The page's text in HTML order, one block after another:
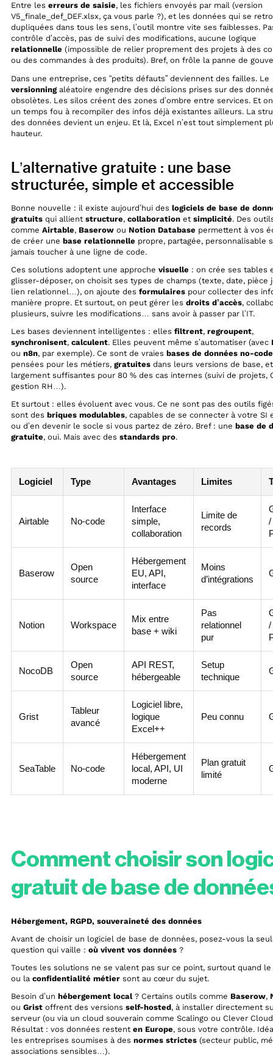
Entre les erreurs de saisie, les fichiers envoyés par mail (version
V5_finale_def_DEF.xlsx, ça vous parle ?), et les données qui se
dupliquées dans tous les sens, l’outil montre vite ses faiblesses.
contrôle d’accès, pas de suivi des modifications, aucune logique
relationnelle (impossible de relier proprement des projets à des
ou des commandes à des produits). Bref, on frôle la panne de
Dans une entreprise, ces “petits défauts” deviennent des failles. Le
versionningaléatoire engendre des décisions prises sur des
obsolètes. Les silos créent des zones d’ombre entre services. Et
un temps fou à recompiler des infos déjà existantes ailleurs. La
des données devient un enjeu. Et là, Excel n’est tout simplement
hauteur.
L’alternative gratuite : une base
structurée, simple et accessible
Bonne nouvelle : il existe aujourd’hui des logiciels de base de
gratuitsqui allient structure, collaborationet simplicité. Des
comme Airtable, Baserowou Notion Database permettent à vos
de créer une base relationnelle propre, partagée, personnalisable
jamais toucher à une ligne de code.
Ces solutions adoptent une approche visuelle : on crée ses tables
glisser-déposer, on choisit ses types de champs (texte, date, pièce
lien relationnel…), on ajoute des formulairespour collecter des
manière propre. Et surtout, on peut gérer les droits d’accès,
plusieurs, suivre les modifications… sans avoir à passer par l’IT.
Les bases deviennent intelligentes : elles filtrent, regroupent,
synchronisent, calculent. Elles peuvent même s’automatiser (avec
ou n8n, par exemple). Ce sont de vraies bases de données no-code
pensées pour les métiers, gratuitesdans leurs versions de base, et
largement suffisantes pour 80 % des cas internes (suivi de projets,
gestion RH…).
Et surtout : elles évoluent avec vous. Ce ne sont pas des outils
sont des briques modulables, capables de se connecter à votre SI
ou d’en devenir le socle si vous partez de zéro. Bref : une base de
gratuite, oui. Mais avec des standards pro.
Logiciel Type Avantages Limites
Airtable No-code
Interface
simple,
collaboration
Limite de
records
/
Baserow
Open
source
Hébergement
EU, API,
interface
Moins
d’intégrations
Notion Workspace
Mix entre
base + wiki
Pas
relationnel
pur
/
NocoDB
Open
source
API REST,
hébergeable
Setup
technique
Grist
Tableur
avancé
Logiciel libre,
logique
Excel++
Peu connu
SeaTable No-code
Hébergement
local, API, UI
moderne
Plan gratuit
limité
Comment choisir son
gratuit de base de
Hébergement, RGPD, souveraineté des données
Avant de choisir un logiciel de base de données, posez-vous la
question qui vaille : où vivent vos données?
Toutes les solutions ne se valent pas sur ce point, surtout quand le
ou la confidentialité métiersont au cœur du sujet.
Besoin d’un hébergement local? Certains outils comme Baserow,
ou Gristoffrent des versions self-hosted, à installer directement
serveur (ou via un cloud souverain comme Scalingo ou Clever
Résultat : vos données restent en Europe, sous votre contrôle.
les entreprises soumises à des normes strictes(secteur public,
associations sensibles…).